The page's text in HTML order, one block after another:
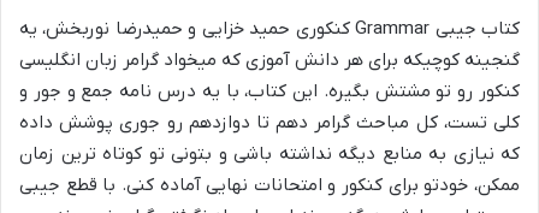
کتاب جیبی Grammar کنکوری حمید خزایی و حمیدرضا نوربخش، یه
گنجینه کوچیکه برای هر دانش آموزی که میخواد گرامر زبان انگلیسی
کنکور رو تو مشتش بگیره. این کتاب، با یه درس نامه جمع و جور و
کلی تست، کل مباحث گرامر دهم تا دوازدهم رو جوری پوشش داده
که نیازی به منابع دیگه نداشته باشی و بتونی تو کوتاه ترین زمان
ممکن، خودتو برای کنکور و امتحانات نهایی آماده کنی. با قطع جیبی